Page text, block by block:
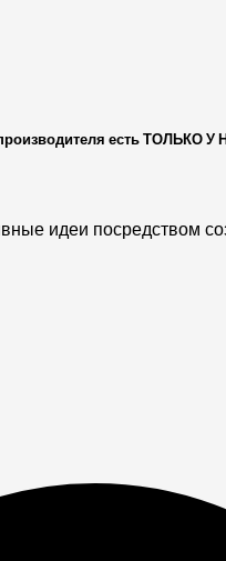
есть ТОЛЬКО У
идеи посредством